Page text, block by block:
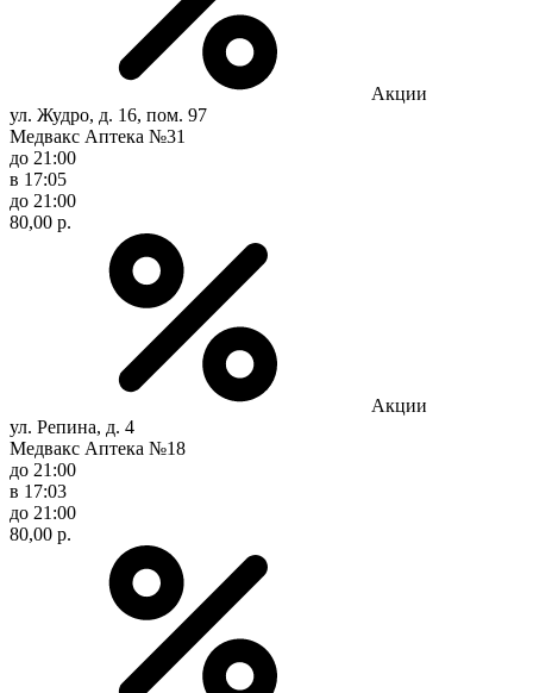
Акции
ул. Жудро, д. 16, пом. 97
Медвакс Аптека №31
до 21:00
в 17:05
до 21:00
80,00 р.
Акции
ул. Репина, д. 4
Медвакс Аптека №18
до 21:00
в 17:03
до 21:00
80,00 р.